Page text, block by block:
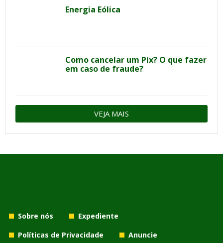
Energia Eólica
Como cancelar um Pix? O que fazer
em caso de fraude?
VEJA MAIS
Sobre nós
Expediente
Políticas de Privacidade
Anuncie